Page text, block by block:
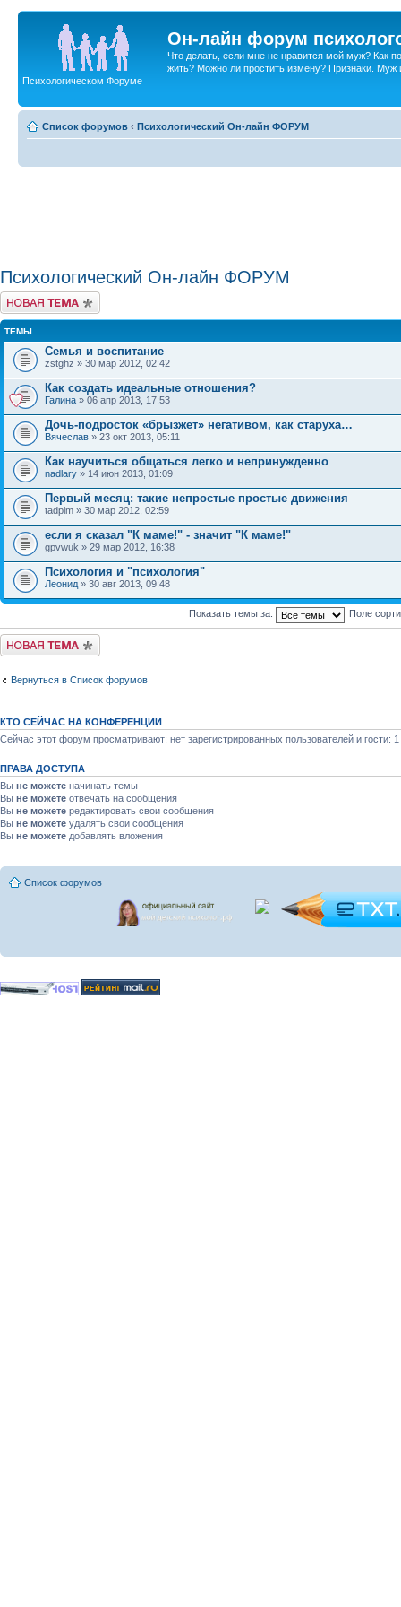
Он-лайн форум
Что делать, если мне не нравится мой муж? Как
жить? Можно ли простить измену? Признаки. Муж
Психологическом Форуме
Список форумов ‹ Психологический Он-лайн ФОРУМ
Психологический Он-лайн ФОРУМ
Новая тема
ТЕМЫ
Семья и воспитание
zstghz » 30 мар 2012, 02:42
Как создать идеальные отношения?
Галина » 06 апр 2013, 17:53
Дочь-подросток «брызжет» негативом, как старуха…
Вячеслав » 23 окт 2013, 05:11
Как научиться общаться легко и непринужденно
nadlary » 14 июн 2013, 01:09
Первый месяц: такие непростые простые движения
tadplm » 30 мар 2012, 02:59
если я сказал "К маме!" - значит "К маме!"
gpvwuk » 29 мар 2012, 16:38
Психология и "психология"
Леонид » 30 авг 2013, 09:48
Показать темы за: Поле
Новая тема
Вернуться в Список форумов
КТО СЕЙЧАС НА КОНФЕРЕНЦИИ
Сейчас этот форум просматривают: нет зарегистрированных пользователей и гости: 1
ПРАВА ДОСТУПА
Вы не можете начинать темы
Вы не можете отвечать на сообщения
Вы не можете редактировать свои сообщения
Вы не можете удалять свои сообщения
Вы не можете добавлять вложения
Список форумов